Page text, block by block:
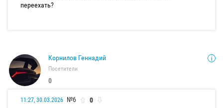
переехать?
Корнилов Геннадий
Посетители
0
11:27, 30.03.2026 №6 0